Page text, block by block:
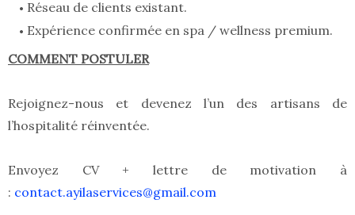
Réseau de clients existant.
Expérience confirmée en spa / wellness premium.
COMMENT POSTULER
Rejoignez-nous et devenez l’un des artisans de
l’hospitalité réinventée.
Envoyez CV + lettre de motivation à
: contact.ayilaservices@gmail.com